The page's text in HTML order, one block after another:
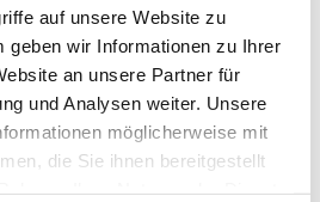
auf unsere Website zu
geben wir Informationen zu Ihrer
an unsere Partner für
und Analysen weiter. Unsere
möglicherweise mit
die Sie ihnen bereitgestellt
9, 33758